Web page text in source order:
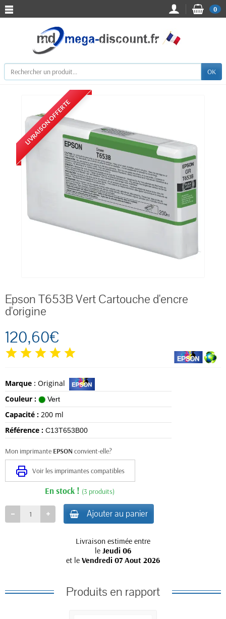
0
OK
LIVRAISON OFFERTE
Epson T653B Vert Cartouche d'encre
d'origine
120,60€
Marque : Original
Couleur :
Vert
Capacité : 200 ml
Référence : C13T653B00
Mon imprimante EPSON convient-elle?
Voir les imprimantes compatibles
En stock ! (3 produits)
Ajouter au panier
Livraison estimée entre
le Jeudi 06
et le Vendredi 07 Aout 2026
Produits en rapport